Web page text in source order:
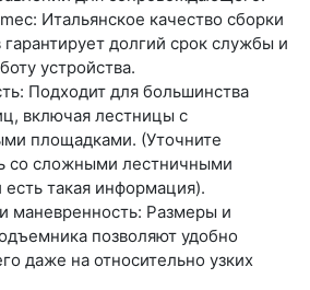
Итальянское качество сборки
долгий срок службы и
устройства.
Подходит для большинства
включая лестницы с
площадками. (Уточните
со сложными лестничными
такая информация).
маневренность: Размеры и
позволяют удобно
даже на относительно узких